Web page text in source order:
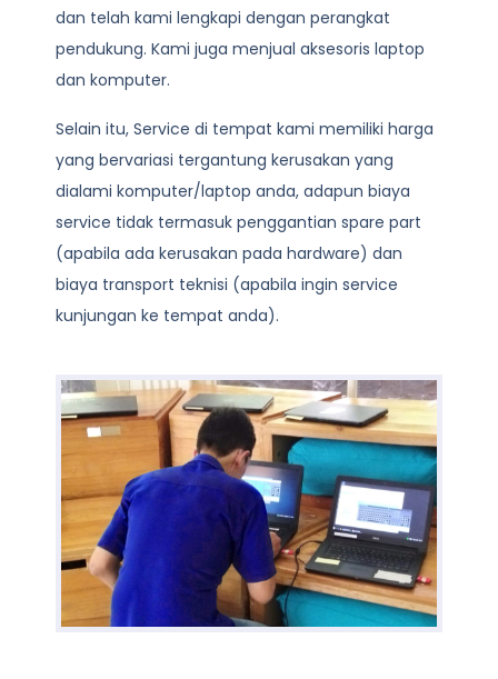
dan telah kami lengkapi dengan perangkat
pendukung. Kami juga menjual aksesoris laptop
dan komputer.
Selain itu, Service di tempat kami memiliki harga
yang bervariasi tergantung kerusakan yang
dialami komputer/laptop anda, adapun biaya
service tidak termasuk penggantian spare part
(apabila ada kerusakan pada hardware) dan
biaya transport teknisi (apabila ingin service
kunjungan ke tempat anda).